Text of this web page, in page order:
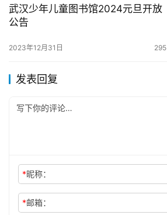
武汉少年儿童图书馆2024元旦开放
公告
2023年12月31日 295
发表回复
*昵称：
*邮箱：